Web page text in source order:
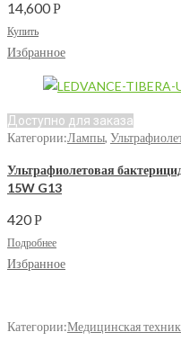
14,600Р
Купить
Избранное
Доступно для заказа
Категории:Лампы,
Ультрафиолетовая
15W G13
420Р
Подробнее
Избранное
Категории:Медицинская